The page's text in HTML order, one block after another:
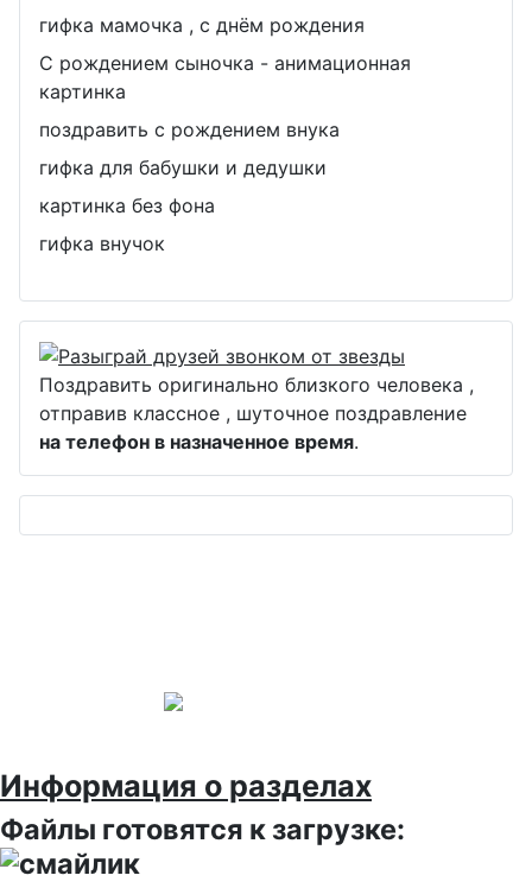
гифка мамочка , с днём рождения
С рождением сыночка - анимационная
картинка
поздравить с рождением внука
гифка для бабушки и дедушки
картинка без фона
гифка внучок
Поздравить оригинально близкого человека ,
отправив классное , шуточное поздравление
на телефон в назначенное время.
Информация о разделах
Файлы готовятся к загрузке: